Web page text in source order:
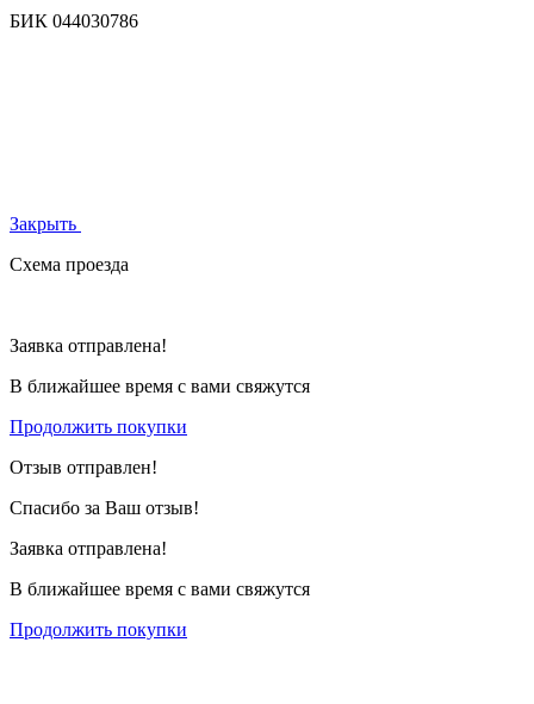
БИК 044030786
Закрыть
Схема проезда
Заявка отправлена!
В ближайшее время с вами свяжутся
Продолжить покупки
Отзыв отправлен!
Спасибо за Ваш отзыв!
Заявка отправлена!
В ближайшее время с вами свяжутся
Продолжить покупки